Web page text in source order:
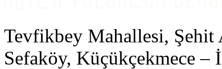
Tevfikbey Mahallesi, Şehit
Sefaköy, Küçükçekmece